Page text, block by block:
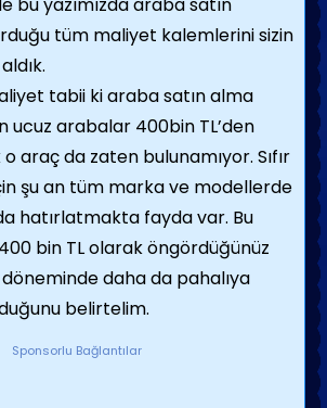
tüm maliyet kalemlerini sizin
tabii ki araba satın alma
ucuz arabalar 400bin TL’den
araç da zaten bulunamıyor. Sıfır
şu an tüm marka ve modellerde
hatırlatmakta fayda var. Bu
bin TL olarak öngördüğünüz
daha da pahalıya
belirtelim.
Sponsorlu Bağlantılar